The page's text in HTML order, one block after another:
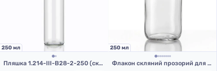
250 мл
Пляшка 1.214-III-В28-2-250 (скляні пляшки 250 мл)
250 мл
Флакон скляний прозорий для сиропів, 250 мл ФС3-250III (скляний флакон 250 мл)